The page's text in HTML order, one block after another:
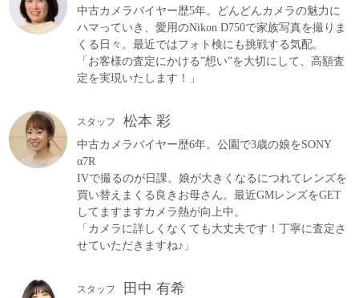
中古カメラバイヤー歴5年。どんどんカメラの魅力に
ハマっていき、愛用のNikon D750で家族写真を撮りま
くる日々。最近ではフォト検にも挑戦する気配。
「お客様の査定にかける”想い”を大切にして、高額査
定を実現いたします！」
スタッフ 松本 彩
中古カメラバイヤー歴6年。公園で3歳の娘をSONY
α7R
IVで撮るのが日課。娘が大きくなるにつれてレンズを
買い替えまくる良きお母さん。最近GMレンズをGET
してますますカメラ熱が向上中。
「カメラに詳しくなくても大丈夫です！丁寧に査定さ
せていただきますね♪」
スタッフ 田中 有希